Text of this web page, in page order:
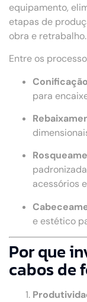
equipamento,
etapas de
obra e retrabalho.
Entre os
para
acessórios
e estético
Por que
cabos de